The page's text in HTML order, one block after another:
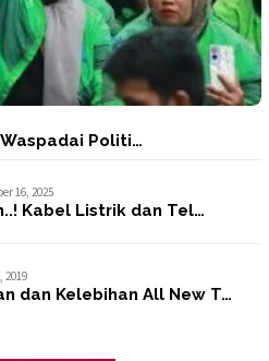
Politi…
16, 2025
Kabel Listrik dan Tel…
2019
dan Kelebihan All New T…